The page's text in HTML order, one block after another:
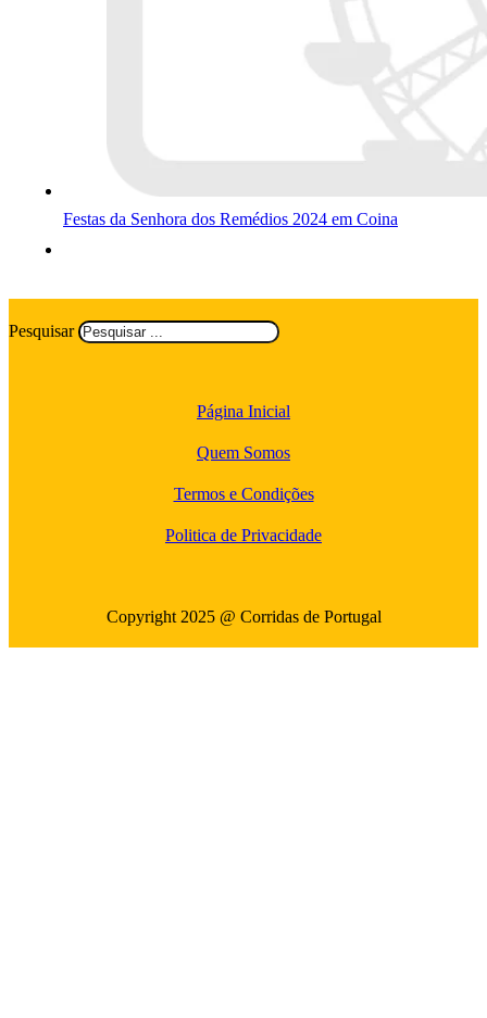
Festas da Senhora dos Remédios 2024 em Coina
Pesquisar
Página Inicial
Quem Somos
Termos e Condições
Politica de Privacidade
Copyright 2025 @ Corridas de Portugal